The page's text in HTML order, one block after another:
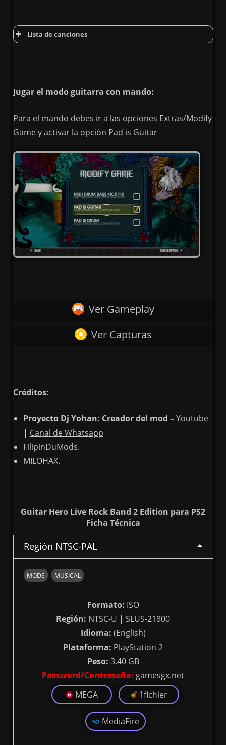
Lista de canciones
Jugar el modo guitarra con mando:
Para el mando debes ir a las opciones Extras/Modify
Game y activar la opción Pad is Guitar
Ver Gameplay
Ver Capturas
Créditos:
Proyecto Dj Yohan: Creador del mod – Youtube
| Canal de Whatsapp
FilipinDuMods.
MILOHAX.
Guitar Hero Live Rock Band 2 Edition para PS2
Ficha Técnica
Región NTSC-PAL
MODS MUSICAL
Formato: ISO
Región: NTSC-U | SLUS-21800
Idioma: (English)
Plataforma: PlayStation 2
Peso: 3.40 GB
Password/Contraseña: gamesgx.net
MEGA
1fichier
MediaFire